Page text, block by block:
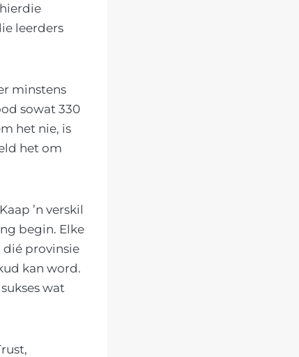
leerders
minstens
sowat 330
het nie, is
het om
’n verskil
begin. Elke
provinsie
kan word.
wat